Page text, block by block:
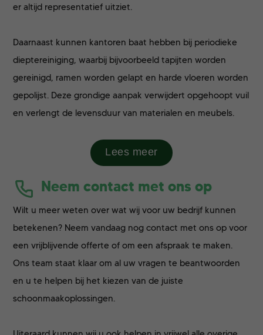
er altijd representatief uitziet.
Daarnaast kunnen kantoren baat hebben bij periodieke
dieptereiniging, waarbij bijvoorbeeld tapijten worden
gereinigd, ramen worden gelapt en harde vloeren worden
gepolijst. Deze grondige aanpak verwijdert opgehoopt vuil
en verlengt de levensduur van materialen en meubels.
Lees meer
Neem contact met ons op
Wilt u meer weten over wat wij voor uw bedrijf kunnen
betekenen? Neem vandaag nog contact met ons op voor
een vrijblijvende offerte of om een afspraak te maken.
Ons team staat klaar om al uw vragen te beantwoorden
en u te helpen bij het kiezen van de juiste
schoonmaakoplossingen.